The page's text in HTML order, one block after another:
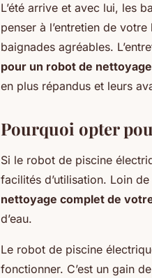
L’été arrive et avec lui, les
penser à l’entretien de
baignades agréables.
pour un robot de
en plus répandus et leurs
Pourquoi opter
Si le robot de piscine
facilités d’utilisation. Loin
nettoyage complet de
d’eau.
Le robot de piscine
fonctionner. C’est un gain